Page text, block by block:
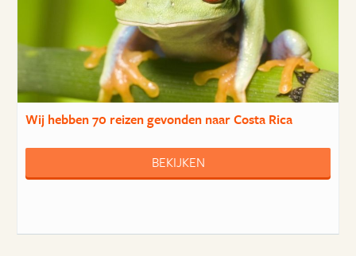
Wij hebben70 reizengevonden naar Costa Rica
BEKIJKEN